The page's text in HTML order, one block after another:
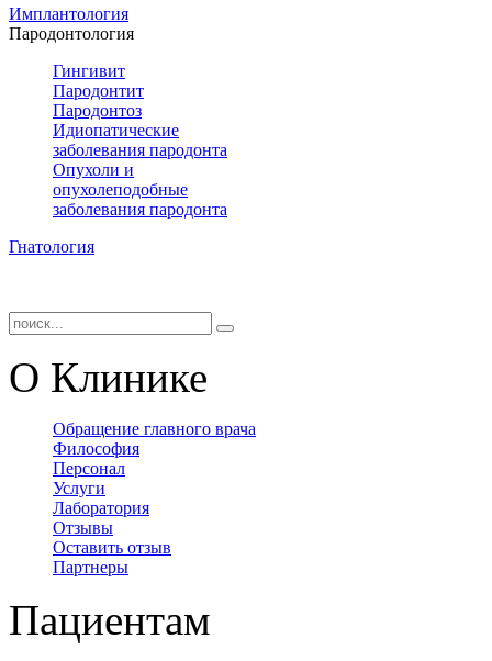
Имплантология
Пародонтология
Гингивит
Пародонтит
Пародонтоз
Идиопатические
заболевания пародонта
Опухоли и
опухолеподобные
заболевания пародонта
Гнатология
О Клинике
Обращение главного врача
Философия
Персонал
Услуги
Лаборатория
Отзывы
Оставить отзыв
Партнеры
Пациентам